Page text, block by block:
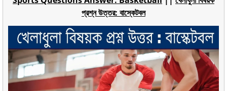
প্রশ্ন উত্তর: বাস্কেটবল